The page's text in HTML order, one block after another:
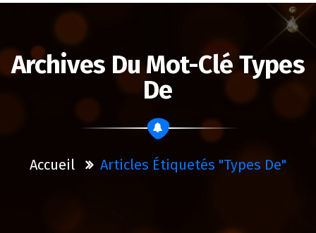
Archives Du Mot-Clé Types
De
Accueil Articles Étiquetés "types De"